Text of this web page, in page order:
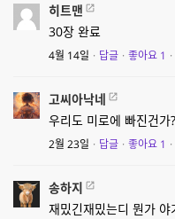
히트맨
30장 완료
4월 14일 · 답글 · 좋아요 1 ·
고씨아낙네
우리도 미로에 빠진건가?
2월 23일 · 답글 · 좋아요 1 ·
송하지
재밌긴재밌는디 뭔가